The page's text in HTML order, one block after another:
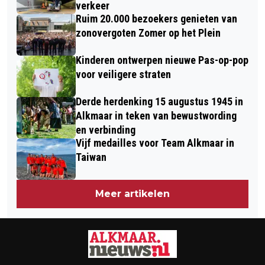
verkeer
Ruim 20.000 bezoekers genieten van
zonovergoten Zomer op het Plein
Kinderen ontwerpen nieuwe Pas-op-pop
voor veiligere straten
Derde herdenking 15 augustus 1945 in
Alkmaar in teken van bewustwording
en verbinding
Vijf medailles voor Team Alkmaar in
Taiwan
Meer artikelen